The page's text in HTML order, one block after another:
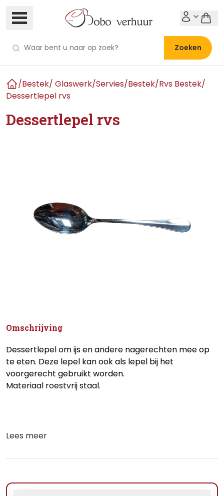
Zoeken
Home
/Bestek/ Glaswerk/Servies/Bestek/Rvs Bestek/
Dessertlepel rvs
Dessertlepel rvs
Omschrijving
Dessertlepel om ijs en andere nagerechten mee op
te eten. Deze lepel kan ook als lepel bij het
voorgerecht gebruikt worden.
Materiaal roestvrij staal.
Lees meer